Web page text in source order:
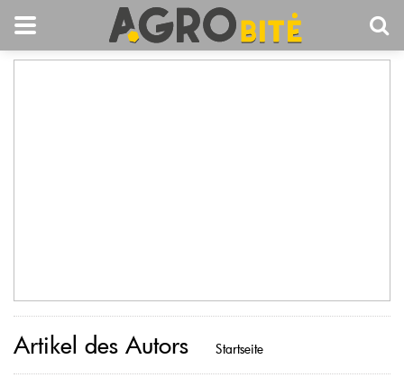
Artikel des Autors Startseite